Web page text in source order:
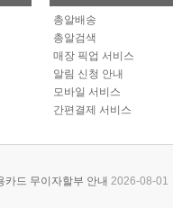
총알배송
총알검색
매장 픽업 서비스
알림 신청 안내
모바일 서비스
간편결제 서비스
카드 무이자할부 안내 2026-08-01